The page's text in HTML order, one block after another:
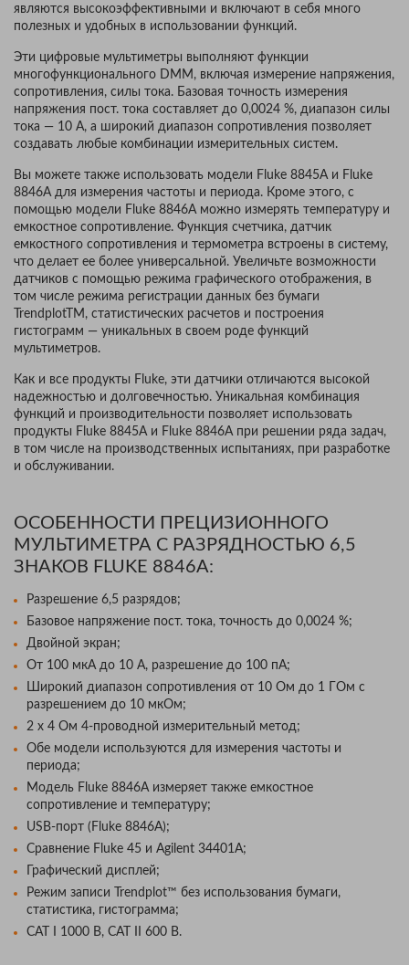
являются высокоэффективными и включают в себя много
полезных и удобных в использовании функций.
Эти цифровые мультиметры выполняют функции
многофункционального DMM, включая измерение напряжения,
сопротивления, силы тока. Базовая точность измерения
напряжения пост. тока составляет до 0,0024 %, диапазон силы
тока — 10 А, а широкий диапазон сопротивления позволяет
создавать любые комбинации измерительных систем.
Вы можете также использовать модели Fluke 8845A и Fluke
8846A для измерения частоты и периода. Кроме этого, с
помощью модели Fluke 8846A можно измерять температуру и
емкостное сопротивление. Функция счетчика, датчик
емкостного сопротивления и термометра встроены в систему,
что делает ее более универсальной. Увеличьте возможности
датчиков с помощью режима графического отображения, в
том числе режима регистрации данных без бумаги
TrendplotTM, статистических расчетов и построения
гистограмм — уникальных в своем роде функций
мультиметров.
Как и все продукты Fluke, эти датчики отличаются высокой
надежностью и долговечностью. Уникальная комбинация
функций и производительности позволяет использовать
продукты Fluke 8845A и Fluke 8846A при решении ряда задач,
в том числе на производственных испытаниях, при разработке
и обслуживании.
ОСОБЕННОСТИ ПРЕЦИЗИОННОГО
МУЛЬТИМЕТРА С РАЗРЯДНОСТЬЮ 6,5
ЗНАКОВ FLUKE 8846A:
Разрешение 6,5 разрядов;
Базовое напряжение пост. тока, точность до 0,0024 %;
Двойной экран;
От 100 мкА до 10 А, разрешение до 100 пА;
Широкий диапазон сопротивления от 10 Ом до 1 ГОм с
разрешением до 10 мкОм;
2 х 4 Ом 4-проводной измерительный метод;
Обе модели используются для измерения частоты и
периода;
Модель Fluke 8846A измеряет также емкостное
сопротивление и температуру;
USB-порт (Fluke 8846A);
Сравнение Fluke 45 и Agilent 34401A;
Графический дисплей;
Режим записи Trendplot™ без использования бумаги,
статистика, гистограмма;
CAT I 1000 В, CAT II 600 В.